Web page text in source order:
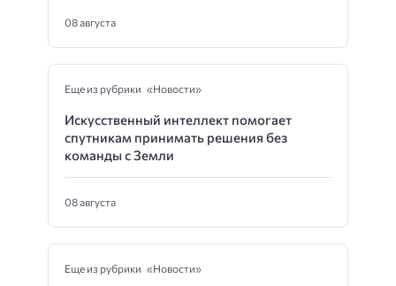
08 августа
Еще из рубрики «Новости»
Искусственный интеллект помогает
спутникам принимать решения без
команды с Земли
08 августа
Еще из рубрики «Новости»